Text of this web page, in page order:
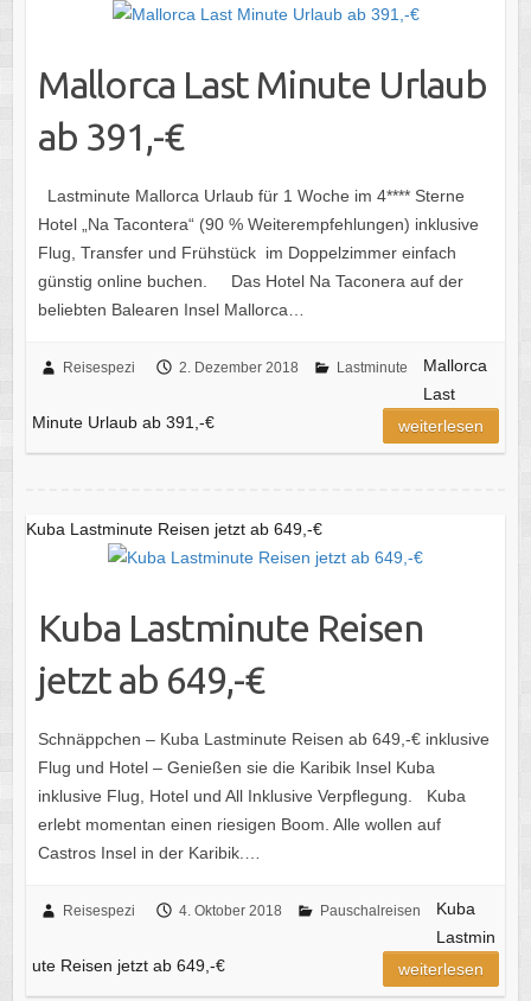
Mallorca Last Minute Urlaub
ab 391,-€
Lastminute Mallorca Urlaub für 1 Woche im 4**** Sterne
‪‎Hotel‬ „Na Tacontera“ (90 % Weiterempfehlungen) inklusive
‪Flug, Transfer‬ und Frühstück ‬ im Doppelzimmer einfach
günstig online buchen. Das Hotel Na Taconera auf der
beliebten Balearen Insel Mallorca…
Reisespezi 2. Dezember 2018 Lastminute
Mallorca
Last
Minute Urlaub ab 391,-€
weiterlesen
Kuba Lastminute Reisen jetzt ab 649,-€
Kuba Lastminute Reisen
jetzt ab 649,-€
Schnäppchen – Kuba Lastminute Reisen ab 649,-€ inklusive
Flug und Hotel – Genießen sie die Karibik Insel Kuba
inklusive Flug, Hotel und All Inklusive Verpflegung. Kuba
erlebt momentan einen riesigen Boom. Alle wollen auf
Castros Insel in der Karibik.…
Reisespezi 4. Oktober 2018 Pauschalreisen
Kuba
Lastmin
ute Reisen jetzt ab 649,-€
weiterlesen